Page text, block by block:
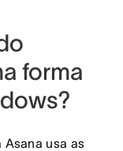
forma
usa as